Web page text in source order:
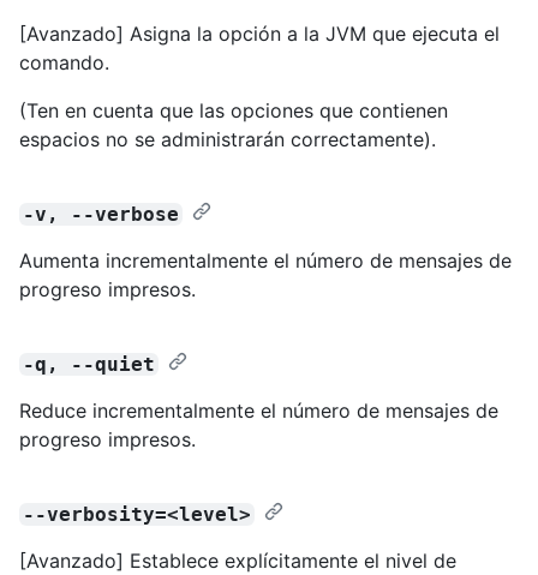
[Avanzado] Asigna la opción a la JVM que ejecuta el
comando.
(Ten en cuenta que las opciones que contienen
espacios no se administrarán correctamente).
-v, --verbose
Aumenta incrementalmente el número de mensajes de
progreso impresos.
-q, --quiet
Reduce incrementalmente el número de mensajes de
progreso impresos.
--verbosity=<level>
[Avanzado] Establece explícitamente el nivel de